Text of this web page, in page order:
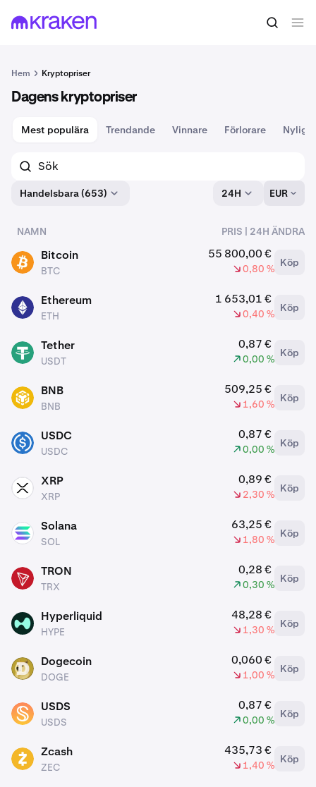
Hem Kryptopriser
Dagens kryptopriser
Mest populära Trendande Vinnare Förlorare
Handelsbara (653) 24H EUR
tillgångar
NAMN PRIS | 24H ÄNDRA
BTC Bitcoin
BTC
55 800,00 €
0,80 %
Köp
ETH Ethereum
ETH
1 653,01 €
0,40 %
Köp
USDT Tether
USDT
0,87 €
0,00 %
Köp
BNB BNB
BNB
509,25 €
1,60 %
Köp
USDC USDC
USDC
0,87 €
0,00 %
Köp
XRP XRP
XRP
0,89 €
2,30 %
Köp
SOL Solana
SOL
63,25 €
1,80 %
Köp
TRX TRON
TRX
0,28 €
0,30 %
Köp
HYPE Hyperliquid
HYPE
48,28 €
1,30 %
Köp
DOGE Dogecoin
DOGE
0,060 €
1,00 %
Köp
USDS USDS
USDS
0,87 €
0,00 %
Köp
ZEC Zcash
ZEC
435,73 €
1,40 %
Köp